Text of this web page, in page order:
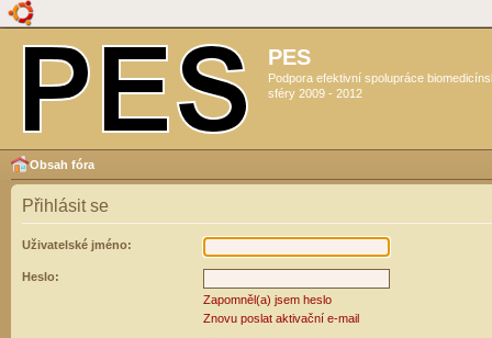
PES
Podpora efektivní spolupráce
sféry 2009 - 2012
Obsah fóra
Přihlásit se
Uživatelské jméno:
Heslo:
Zapomněl(a) jsem heslo
Znovu poslat aktivační e-mail